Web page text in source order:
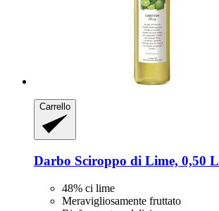
Carrello
Darbo Sciroppo di Lime, 0,50 L
48% ci lime
Meravigliosamente fruttato